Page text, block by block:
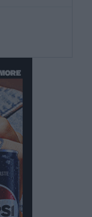
Λέσχη